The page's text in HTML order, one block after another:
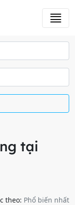
tại
theo: Phổ biến nhất